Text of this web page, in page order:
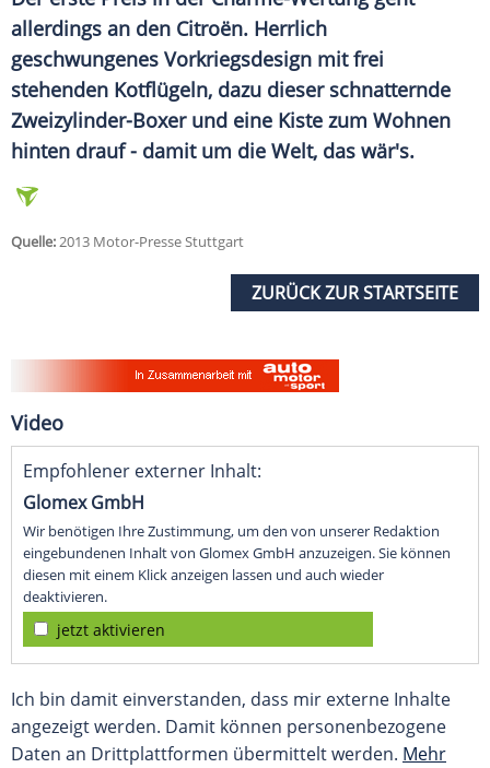
allerdings an den Citroën. Herrlich
geschwungenes Vorkriegsdesign mit frei
stehenden Kotflügeln, dazu dieser schnatternde
Zweizylinder-Boxer und eine Kiste zum Wohnen
hinten drauf - damit um die Welt, das wär's.
Quelle:2013 Motor-Presse Stuttgart
ZURÜCK ZUR STARTSEITE
Video
Empfohlener externer Inhalt:
Glomex GmbH
Wir benötigen Ihre Zustimmung, um den von unserer Redaktion
eingebundenen Inhalt von Glomex GmbH anzuzeigen. Sie können
diesen mit einem Klick anzeigen lassen und auch wieder
deaktivieren.
jetzt aktivieren
Ich bin damit einverstanden, dass mir externe Inhalte
angezeigt werden. Damit können personenbezogene
Daten an Drittplattformen übermittelt werden. Mehr